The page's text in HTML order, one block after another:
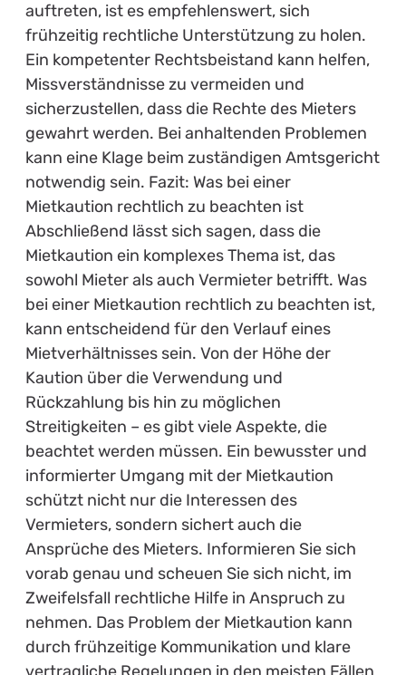
auftreten, ist es empfehlenswert, sich
frühzeitig rechtliche Unterstützung zu holen.
Ein kompetenter Rechtsbeistand kann helfen,
Missverständnisse zu vermeiden und
sicherzustellen, dass die Rechte des Mieters
gewahrt werden. Bei anhaltenden Problemen
kann eine Klage beim zuständigen Amtsgericht
notwendig sein. Fazit: Was bei einer
Mietkaution rechtlich zu beachten ist
Abschließend lässt sich sagen, dass die
Mietkaution ein komplexes Thema ist, das
sowohl Mieter als auch Vermieter betrifft. Was
bei einer Mietkaution rechtlich zu beachten ist,
kann entscheidend für den Verlauf eines
Mietverhältnisses sein. Von der Höhe der
Kaution über die Verwendung und
Rückzahlung bis hin zu möglichen
Streitigkeiten – es gibt viele Aspekte, die
beachtet werden müssen. Ein bewusster und
informierter Umgang mit der Mietkaution
schützt nicht nur die Interessen des
Vermieters, sondern sichert auch die
Ansprüche des Mieters. Informieren Sie sich
vorab genau und scheuen Sie sich nicht, im
Zweifelsfall rechtliche Hilfe in Anspruch zu
nehmen. Das Problem der Mietkaution kann
durch frühzeitige Kommunikation und klare